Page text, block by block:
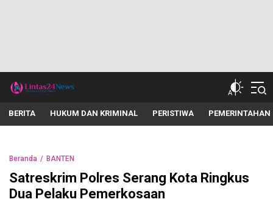
lintas24news.com
Menyingkap Setiap Realita
BERITA HUKUM DAN KRIMINAL PERISTIWA PEMERINTAHAN
Beranda BANTEN
Satreskrim Polres Serang Kota Ringkus
Dua Pelaku Pemerkosaan